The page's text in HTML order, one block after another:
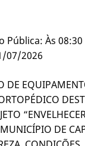
Pública: Às
07/2026
DE